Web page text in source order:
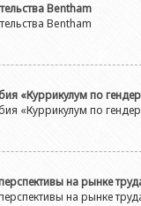
Bentham
Bentham
«Куррикулум по
«Куррикулум по
на рынке
на рынке